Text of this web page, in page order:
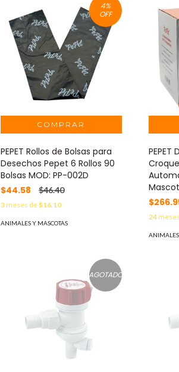
4%
OFF
PEPET Rollos de Bolsas para
Desechos Pepet 6 Rollos 90
Bolsas MOD: PP-002D
$44.58
$46.40
3meses de$16.10
ANIMALES Y MASCOTAS
PEPET
24
ANIMALES
AGOTADO